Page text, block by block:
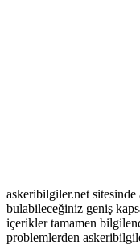
askeribilgiler.net
bulabileceğiniz geniş
içerikler tamamen
problemlerden